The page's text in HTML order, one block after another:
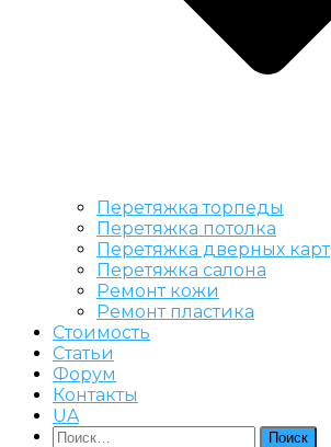
Перетяжка торпеды
Перетяжка потолка
Перетяжка дверных карт
Перетяжка салона
Ремонт кожи
Ремонт пластика
Стоимость
Статьи
Форум
Контакты
UA
Найти: